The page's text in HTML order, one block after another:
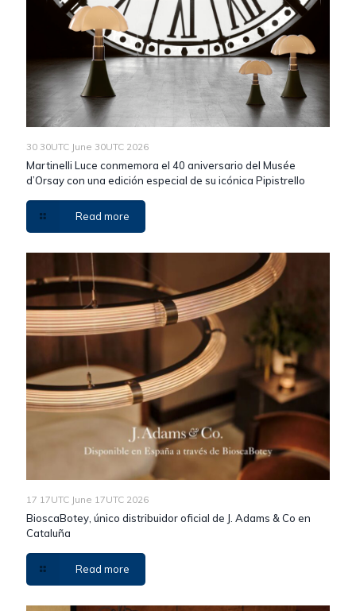
30 30UTC June 30UTC 2026
Martinelli Luce conmemora el 40 aniversario del Musée
d’Orsay con una edición especial de su icónica Pipistrello
Read more
17 17UTC June 17UTC 2026
BioscaBotey, único distribuidor oficial de J. Adams & Co en
Cataluña
Read more